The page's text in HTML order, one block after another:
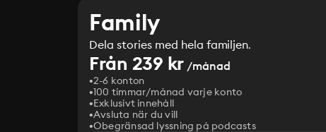
Family
Dela stories med hela familjen.
Från 239 kr /månad
2-6 konton
100 timmar/månad varje konto
Exklusivt innehåll
Avsluta när du vill
Obegränsad lyssning på podcasts